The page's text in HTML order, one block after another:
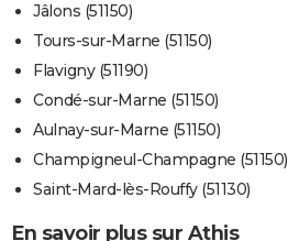
Jâlons (51150)
Tours-sur-Marne (51150)
Flavigny (51190)
Condé-sur-Marne (51150)
Aulnay-sur-Marne (51150)
Champigneul-Champagne (51150)
Saint-Mard-lès-Rouffy (51130)
En savoir plus sur Athis